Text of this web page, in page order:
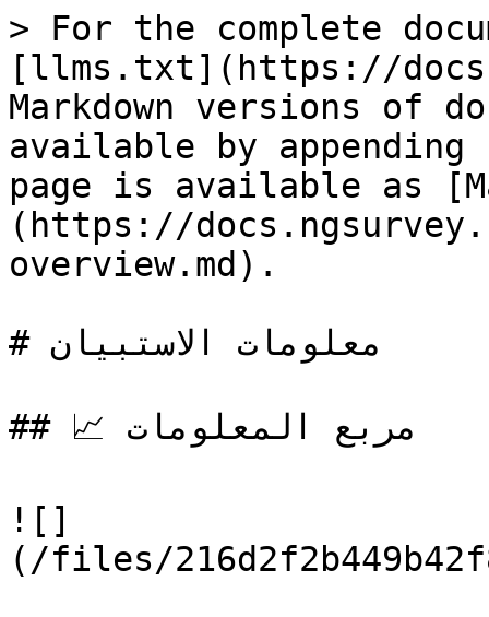
> For the complete
[llms.txt](https://
Markdown versions of
available by
page is available as
(https://
overview.md).
# معلومات الاستبيان
## 📈 مربع المعلومات
![]
(/files/